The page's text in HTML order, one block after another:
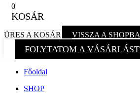
0
KOSÁR
ÜRES A KOSÁR VISSZA A SHOPBA
FOLYTATOM A VÁSÁRLÁST
Főoldal
SHOP